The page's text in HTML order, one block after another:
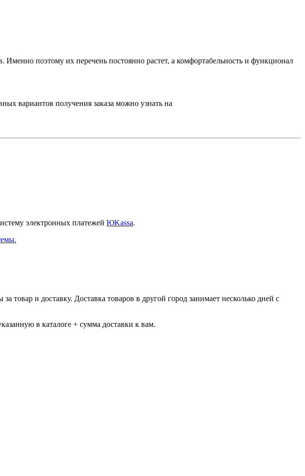
поэтому их перечень постоянно растет, а комфортабельность и функционал
вариантов получения заказа можно узнать на
электронных платежей ЮKassa.
товар и доставку. Доставка товаров в другой город занимает несколько дней с
в каталоге + сумма доставки к вам.